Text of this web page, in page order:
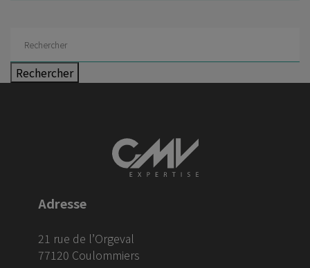
Rechercher
Adresse
21 rue de l’Orgeval
77120 Coulommiers